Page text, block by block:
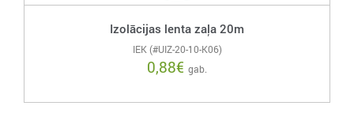
Izolācijas lenta zaļa 20m
IEK (#UIZ-20-10-K06)
0,88€ gab.